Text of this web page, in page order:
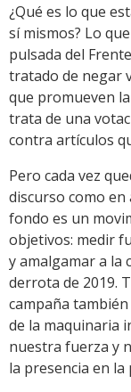
¿Qué es lo que
sí mismos? Lo
pulsada del
tratado de negar
que promueven
trata de una
contra artículos
Pero cada vez
discurso como en
fondo es un
objetivos: medir
y amalgamar a la
derrota de 2019.
campaña
de la maquinaria
nuestra fuerza y
la presencia en la